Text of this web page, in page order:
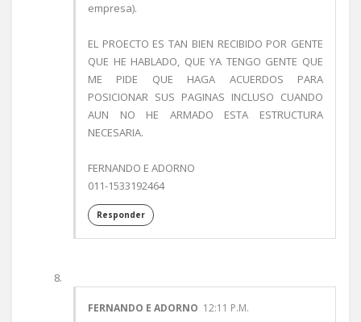
empresa).
EL PROECTO ES TAN BIEN RECIBIDO POR GENTE
QUE HE HABLADO, QUE YA TENGO GENTE QUE
ME PIDE QUE HAGA ACUERDOS PARA
POSICIONAR SUS PAGINAS INCLUSO CUANDO
AUN NO HE ARMADO ESTA ESTRUCTURA
NECESARIA.
FERNANDO E ADORNO
011-1533192464
Responder
FERNANDO E ADORNO 12:11 P.M.